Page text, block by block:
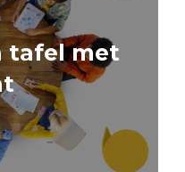
tafel met